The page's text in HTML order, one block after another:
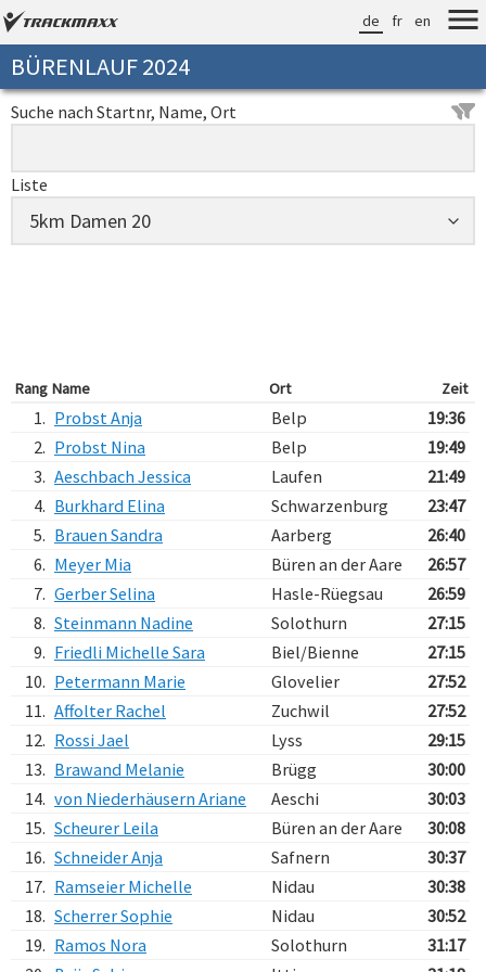
de fr en
BÜRENLAUF 2024
Suche nach Startnr, Name, Ort
Liste
Rang Name Ort Zeit
1. Probst Anja Belp
19:36
2. Probst Nina Belp
19:49
3. Aeschbach Jessica Laufen
21:49
4. Burkhard Elina Schwarzenburg
23:47
5. Brauen Sandra Aarberg
26:40
6. Meyer Mia Büren an der Aare
26:57
7. Gerber Selina Hasle-Rüegsau
26:59
8. Steinmann Nadine Solothurn
27:15
9. Friedli Michelle Sara Biel/Bienne
27:15
10. Petermann Marie Glovelier
27:52
11. Affolter Rachel Zuchwil
27:52
12. Rossi Jael Lyss
29:15
13. Brawand Melanie Brügg
30:00
14. von Niederhäusern Ariane Aeschi
30:03
15. Scheurer Leila Büren an der Aare
30:08
16. Schneider Anja Safnern
30:37
17. Ramseier Michelle Nidau
30:38
18. Scherrer Sophie Nidau
30:52
19. Ramos Nora Solothurn
31:17